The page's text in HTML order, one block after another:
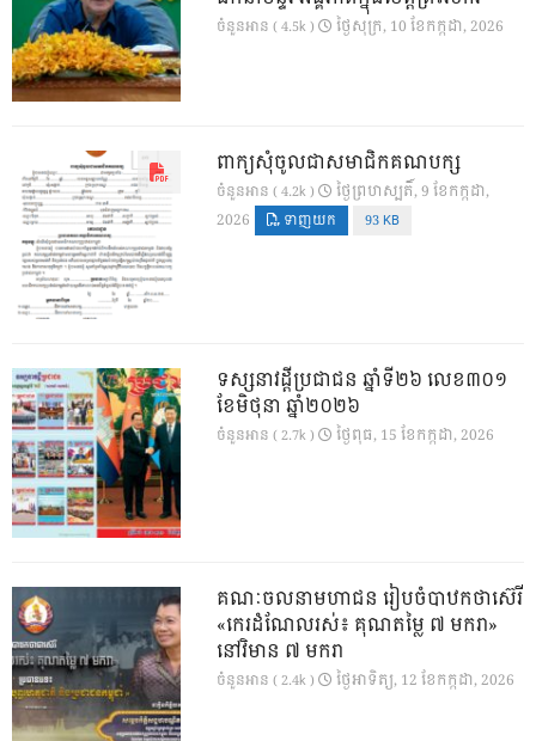
ចំនួនអាន ( 4.5k ) ថ្ងៃ​សុក្រ, 10 ខែ​កក្កដា, 2026
ពាក្យសុំចូលជាសមាជិកគណបក្ស
ចំនួនអាន ( 4.2k )
ថ្ងៃ​ព្រហស្បតិ៍, 9 ខែ​កក្កដា,
2026
ទាញយក 93 KB
ទស្សនាវដ្ដីប្រជាជន ឆ្នាំទី២៦ លេខ៣០១
ខែមិថុនា ឆ្នាំ២០២៦
ចំនួនអាន ( 2.7k ) ថ្ងៃ​ពុធ, 15 ខែ​កក្កដា, 2026
គណៈចលនាមហាជន រៀបចំបាឋកថាស៊េរី
«កេរដំណែលរស់៖ គុណតម្លៃ ៧ មករា»
នៅវិមាន ៧ មករា
ចំនួនអាន ( 2.4k ) ថ្ងៃ​អាទិត្យ, 12 ខែ​កក្កដា, 2026